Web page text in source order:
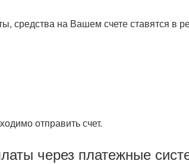
на Вашем счете ставятся в
отправить счет.
через платежные